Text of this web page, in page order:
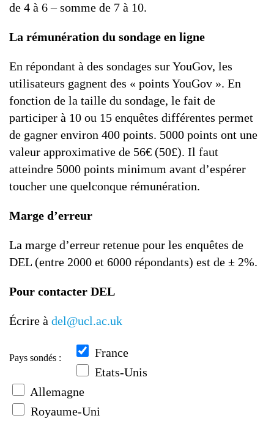
de 4 à 6 – somme de 7 à 10.
La rémunération du sondage en ligne
En répondant à des sondages sur YouGov, les
utilisateurs gagnent des « points YouGov ». En
fonction de la taille du sondage, le fait de
participer à 10 ou 15 enquêtes différentes permet
de gagner environ 400 points. 5000 points ont une
valeur approximative de 56€ (50£). Il faut
atteindre 5000 points minimum avant d’espérer
toucher une quelconque rémunération.
Marge d’erreur
La marge d’erreur retenue pour les enquêtes de
DEL (entre 2000 et 6000 répondants) est de ± 2%.
Pour contacter DEL
Écrire à del@ucl.ac.uk
Pays sondés :
France
Etats-Unis
Allemagne
Royaume-Uni